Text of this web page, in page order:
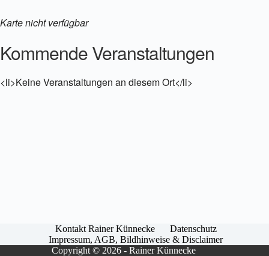
Karte nicht verfügbar
Kommende Veranstaltungen
<li>Keine Veranstaltungen an diesem Ort</li>
Kontakt Rainer Künnecke
Datenschutz
Impressum, AGB, Bildhinweise & Disclaimer
Copyright © 2026 - Rainer Künnecke